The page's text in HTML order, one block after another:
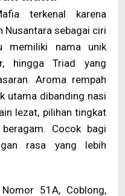
terkenal karena
Nusantara sebagai ciri
memiliki nama unik
hingga Triad yang
Aroma rempah
utama dibanding nasi
lezat, pilihan tingkat
Cocok bagi
rasa yang lebih
51A, Coblong,